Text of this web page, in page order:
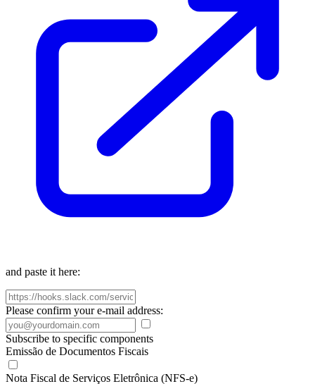
and paste it here:
Please confirm your e-mail address:
Subscribe to specific components
Emissão de Documentos Fiscais
Nota Fiscal de Serviços Eletrônica (NFS-e)